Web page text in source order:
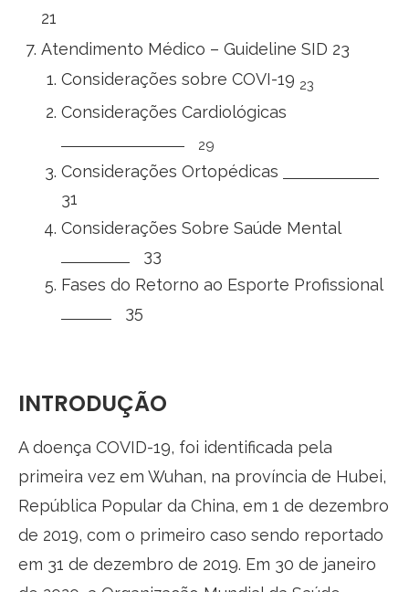
21
Atendimento Médico – Guideline SID 23
Considerações sobre COVI-19 23
Considerações Cardiológicas
29
Considerações Ortopédicas
31
Considerações Sobre Saúde Mental
33
Fases do Retorno ao Esporte Profissional
35
INTRODUÇÃO
A doença COVID-19, foi identificada pela
primeira vez em Wuhan, na província de Hubei,
República Popular da China, em 1 de dezembro
de 2019, com o primeiro caso sendo reportado
em 31 de dezembro de 2019. Em 30 de janeiro